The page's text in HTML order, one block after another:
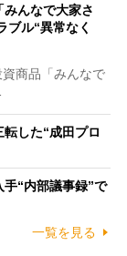
みんなで大家さ
ブル“異常なく
商品「みんなで
転した“成田プロ
手“内部議事録”で
一覧を見る